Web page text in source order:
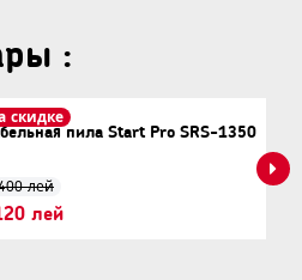
:
пила Start Pro SRS-1350